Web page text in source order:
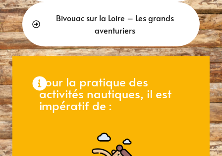
Bivouac sur la Loire – Les grands
aventuriers
Pour la pratique des
activités nautiques, il est
impératif de :